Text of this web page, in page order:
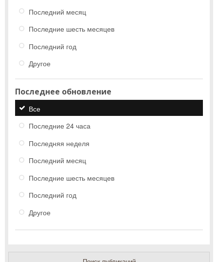
Последний месяц
Последние шесть месяцев
Последний год
Другое
Последнее обновление
Все
Последние 24 часа
Последняя неделя
Последний месяц
Последние шесть месяцев
Последний год
Другое